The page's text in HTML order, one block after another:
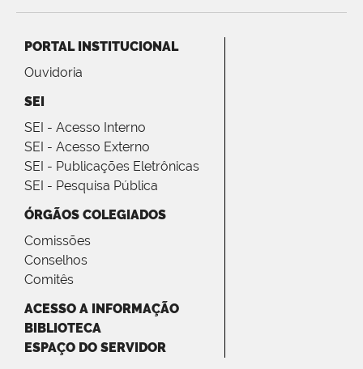
PORTAL INSTITUCIONAL
Ouvidoria
SEI
SEI - Acesso Interno
SEI - Acesso Externo
SEI - Publicações Eletrônicas
SEI - Pesquisa Pública
ÓRGÃOS COLEGIADOS
Comissões
Conselhos
Comitês
ACESSO A INFORMAÇÃO
BIBLIOTECA
ESPAÇO DO SERVIDOR